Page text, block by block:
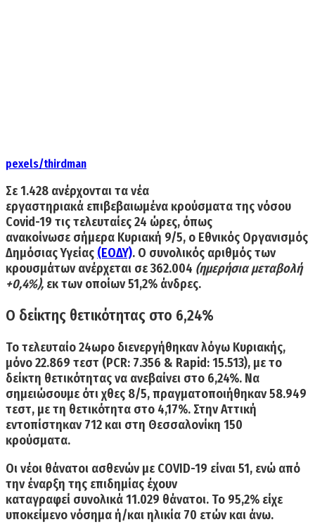
pexels/thirdman
Σε1.428 ανέρχονται τα νέα
εργαστηριακά επιβεβαιωμένακρούσματα της νόσου
Covid-19 τις τελευταίες 24 ώρες, όπως
ανακοίνωσε σήμερα Κυριακή 9/5, ο Εθνικός Οργανισμός
Δημόσιας Υγείας (ΕΟΔΥ). Ο συνολικός αριθμός των
κρουσμάτων ανέρχεται σε362.004 (ημερήσια μεταβολή
+0,4%), εκ των οποίων 51,2% άνδρες.
Ο δείκτης θετικότητας στο 6,24%
Το τελευταίο 24ωρο διενεργήθηκαν λόγω Κυριακής,
μόνο22.869 τεστ (PCR: 7.356 & Rapid: 15.513), με το
δείκτη θετικότητας να ανεβαίνει στο 6,24%. Να
σημειώσουμε ότι χθες 8/5, πραγματοποιήθηκαν 58.949
τεστ, με τη θετικότητα στο 4,17%. Στην Αττική
εντοπίστηκαν 712 και στη Θεσσαλονίκη 150
κρούσματα.
Οινέοι θάνατοι ασθενών με COVID-19 είναι51, ενώ από
την έναρξη της επιδημίας έχουν
καταγραφεί συνολικά 11.029 θάνατοι. Το 95,2% είχε
υποκείμενο νόσημα ή/και ηλικία 70 ετών και άνω.